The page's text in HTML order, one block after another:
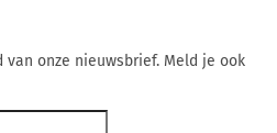
van onze nieuwsbrief. Meld je ook